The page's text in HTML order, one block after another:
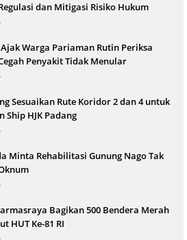
dan Mitigasi Risiko Hukum
Warga Pariaman Rutin Periksa
Penyakit Tidak Menular
Sesuaikan Rute Koridor 2 dan 4 untuk
Ship HJK Padang
Minta Rehabilitasi Gunung Nago Tak
Bagikan 500 Bendera Merah
HUT Ke-81 RI